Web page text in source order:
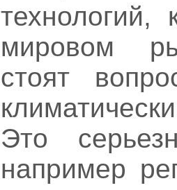
технологий,
мировом
стоят
Это
например